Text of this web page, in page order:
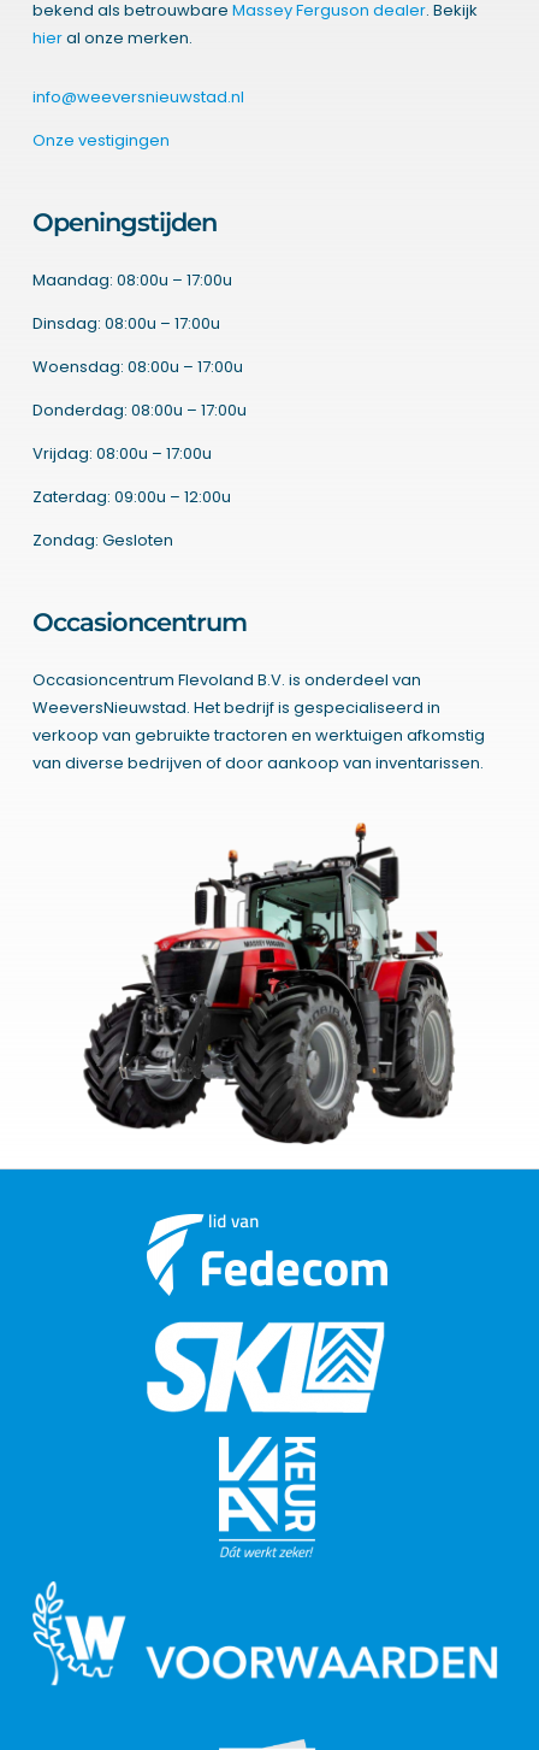
bekend als betrouwbare Massey Ferguson dealer. Bekijk
hieral onze merken.
info@weeversnieuwstad.nl
Onze vestigingen
Openingstijden
Maandag: 08:00u – 17:00u
Dinsdag: 08:00u – 17:00u
Woensdag: 08:00u – 17:00u
Donderdag: 08:00u – 17:00u
Vrijdag: 08:00u – 17:00u
Zaterdag: 09:00u – 12:00u
Zondag: Gesloten
Occasioncentrum
Occasioncentrum Flevoland B.V. is onderdeel van
WeeversNieuwstad. Het bedrijf is gespecialiseerd in
verkoop van gebruikte tractoren en werktuigen afkomstig
van diverse bedrijven of door aankoop van inventarissen.